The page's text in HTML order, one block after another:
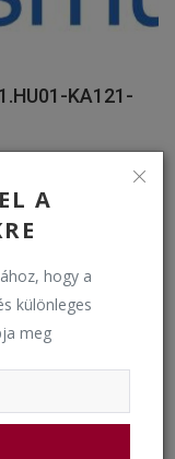
A
hogy a
különleges
meg
KA121-